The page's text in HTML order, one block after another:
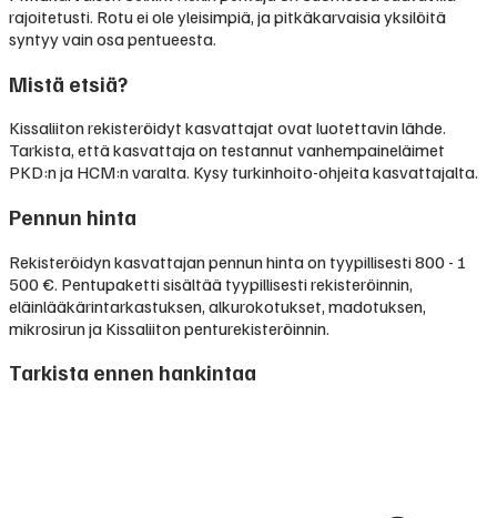
rajoitetusti. Rotu ei ole yleisimpiä, ja pitkäkarvaisia yksilöitä
syntyy vain osa pentueesta.
Mistä etsiä?
Kissaliiton rekisteröidyt kasvattajat ovat luotettavin lähde.
Tarkista, että kasvattaja on testannut vanhempaineläimet
PKD:n ja HCM:n varalta. Kysy turkinhoito-ohjeita kasvattajalta.
Pennun hinta
Rekisteröidyn kasvattajan pennun hinta on tyypillisesti800 - 1
500 €. Pentupaketti sisältää tyypillisesti rekisteröinnin,
eläinlääkärintarkastuksen, alkurokotukset, madotuksen,
mikrosirun ja Kissaliiton penturekisteröinnin.
Tarkista ennen hankintaa